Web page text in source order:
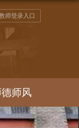
师登录入口
德师风